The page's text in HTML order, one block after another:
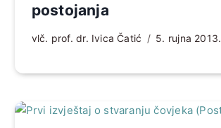
postojanja
vlč. prof. dr. Ivica Čatić 5. rujna 2013.